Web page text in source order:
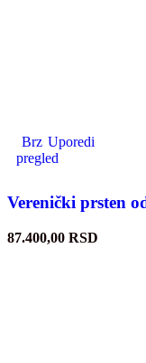
Brz
pregled
Uporedi
Verenički prsten
87.400,00 RSD